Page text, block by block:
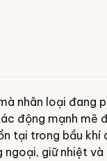
nhân loại đang
động mạnh mẽ
tại trong bầu khí
ngoại, giữ nhiệt